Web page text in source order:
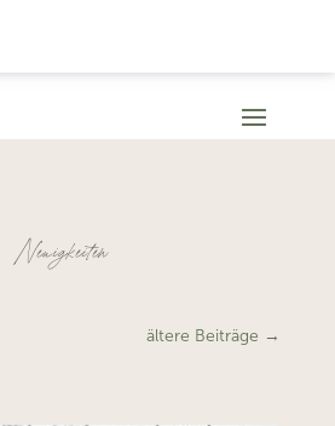
Neuigkeiten
ältere Beiträge →